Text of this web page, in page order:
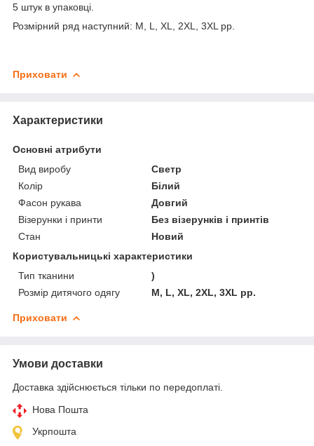
5 штук в упаковці.
Розмірний ряд наступний: M, L, XL, 2XL, 3XL рр.
Приховати
Характеристики
Основні атрибути
Вид виробу
Светр
Колір
Білий
Фасон рукава
Довгий
Візерунки і принти
Без візерунків і принтів
Стан
Новий
Користувальницькі характеристики
Тип тканини
)
Розмір дитячого одягу
M, L, XL, 2XL, 3XL рр.
Приховати
Умови доставки
Доставка здійснюється тільки по передоплаті.
Нова Пошта
Укрпошта